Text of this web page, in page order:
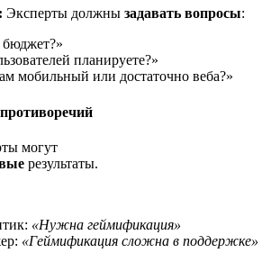
Эксперты должны задавать вопросы:
бюджет?»
планируете?»
мобильный или достаточно веба?»
могут
результаты.
«Нужна геймификация»
«Геймификация сложна в поддержке»